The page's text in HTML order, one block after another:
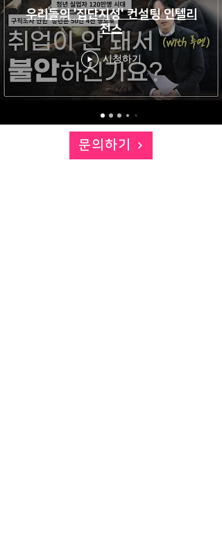
우리들의 '집단지성' 컨설팅 인텔리
전스
시청하기
문의하기